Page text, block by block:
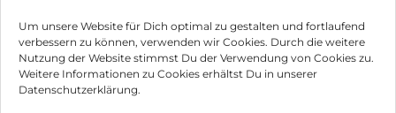
Um unsere Website für Dich optimal zu gestalten und fortlaufend
verbessern zu können, verwenden wir Cookies. Durch die weitere
Nutzung der Website stimmst Du der Verwendung von Cookies zu.
Weitere Informationen zu Cookies erhältst Du in unserer
Datenschutzerklärung.
Impressum